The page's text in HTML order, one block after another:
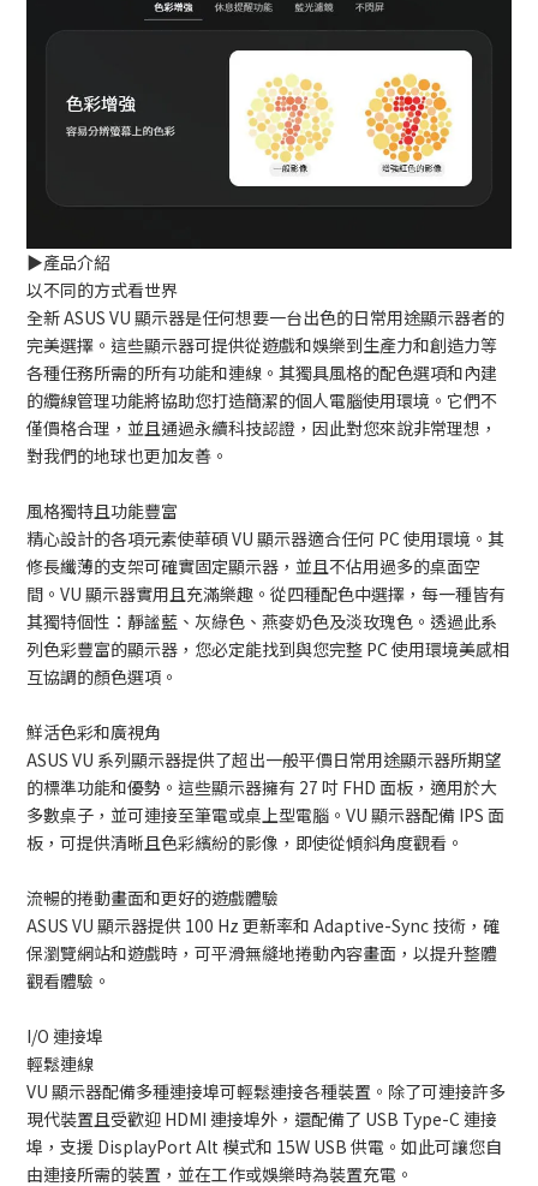
▶️產品介紹
以不同的方式看世界
全新 ASUS VU 顯示器是任何想要一台出色的日常用途顯示器者的
完美選擇。這些顯示器可提供從遊戲和娛樂到生產力和創造力等
各種任務所需的所有功能和連線。其獨具風格的配色選項和內建
的纜線管理功能將協助您打造簡潔的個人電腦使用環境。它們不
僅價格合理，並且通過永續科技認證，因此對您來說非常理想，
對我們的地球也更加友善。
風格獨特且功能豐富
精心設計的各項元素使華碩 VU 顯示器適合任何 PC 使用環境。其
修長纖薄的支架可確實固定顯示器，並且不佔用過多的桌面空
間。VU 顯示器實用且充滿樂趣。從四種配色中選擇，每一種皆有
其獨特個性：靜謐藍、灰綠色、燕麥奶色及淡玫瑰色。透過此系
列色彩豐富的顯示器，您必定能找到與您完整 PC 使用環境美感相
互協調的顏色選項。
鮮活色彩和廣視角
ASUS VU 系列顯示器提供了超出一般平價日常用途顯示器所期望
的標準功能和優勢。這些顯示器擁有 27 吋 FHD 面板，適用於大
多數桌子，並可連接至筆電或桌上型電腦。VU 顯示器配備 IPS 面
板，可提供清晰且色彩繽紛的影像，即使從傾斜角度觀看。
流暢的捲動畫面和更好的遊戲體驗
ASUS VU 顯示器提供 100 Hz 更新率和 Adaptive-Sync 技術，確
保瀏覽網站和遊戲時，可平滑無縫地捲動內容畫面，以提升整體
觀看體驗。
I/O 連接埠
輕鬆連線
VU 顯示器配備多種連接埠可輕鬆連接各種裝置。除了可連接許多
現代裝置且受歡迎 HDMI 連接埠外，還配備了 USB Type-C 連接
埠，支援 DisplayPort Alt 模式和 15W USB 供電。如此可讓您自
由連接所需的裝置，並在工作或娛樂時為裝置充電。